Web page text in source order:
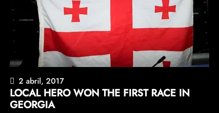
2 abril, 2017
LOCAL HERO WON THE FIRST RACE IN
GEORGIA